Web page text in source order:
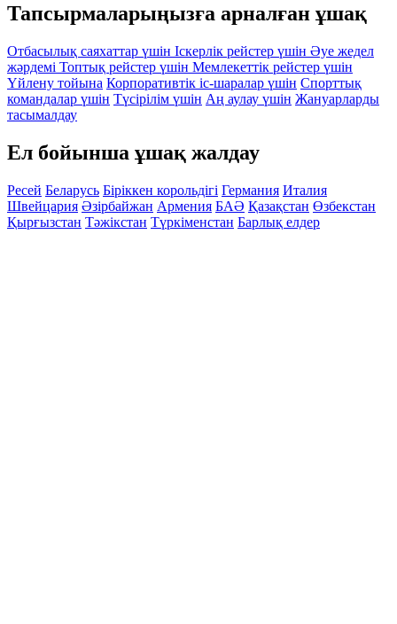
Тапсырмаларыңызға арналған ұшақ
Отбасылық саяхаттар үшін Іскерлік рейстер үшін Әуе жедел
жәрдемі Топтық рейстер үшін Мемлекеттік рейстер үшін
Үйлену тойына Корпоративтік іс-шаралар үшін Спорттық
командалар үшін Түсірілім үшін Аң аулау үшін Жануарларды
тасымалдау
Ел бойынша ұшақ жалдау
Ресей Беларусь Біріккен корольдігі Германия Италия
Швейцария Әзірбайжан Армения БАӘ Қазақстан Өзбекстан
Қырғызстан Тәжікстан Түркіменстан Барлық елдер